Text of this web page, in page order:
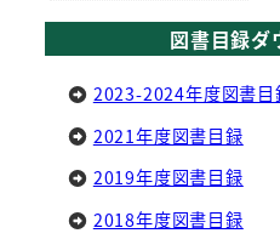
図書目録ダ
2023-2024年度図書目
2021年度図書目録
2019年度図書目録
2018年度図書目録